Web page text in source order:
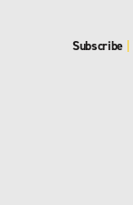
Subscribe